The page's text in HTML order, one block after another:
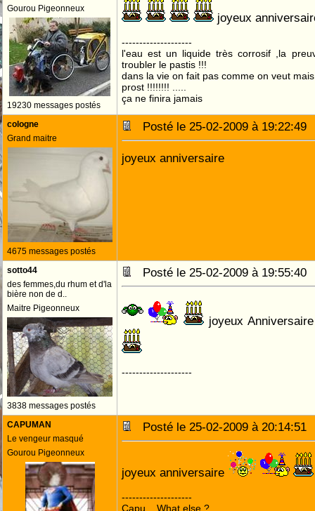
Gourou Pigeonneux
19230 messages postés
joyeux
--------------------
l'eau est un liquide très corrosif ,la
troubler le pastis !!!
dans la vie on fait pas comme on veut
prost !!!!!!!! .....
ça ne finira jamais
cologne
Grand maitre
4675 messages postés
Posté le 25-02-2009 à
joyeux anniversaire
sotto44
des femmes,du rhum et d'la
bière non de d..
Maitre Pigeonneux
3838 messages postés
Posté le 25-02-2009 à
joyeux
--------------------
CAPUMAN
Le vengeur masqué
Gourou Pigeonneux
Posté le 25-02-2009 à
joyeux anniversaire
--------------------
Capu... What else ?